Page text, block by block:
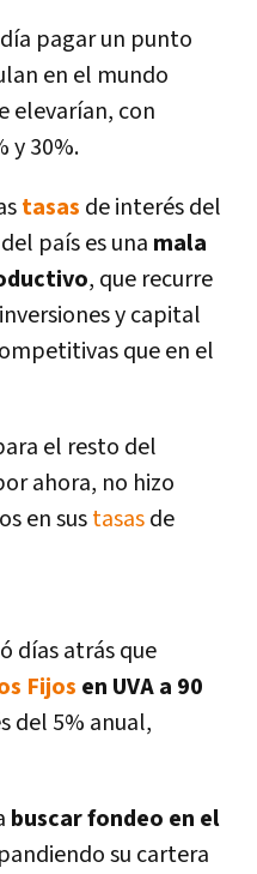
pagar un punto
en el mundo
elevarí­an, con
y 30%.
tasas de interés del
paí­s es una mala
, que recurre
y capital
que en el
el resto del
ahora, no hizo
en sustasasde
dí­as atrás que
Fijos en UVA a 90
del 5% anual,
buscarfondeo en el
su cartera